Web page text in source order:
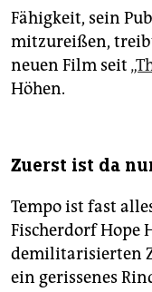
Fähigkeit, sein
mitzureißen,
neuen Film seit
Höhen.
Zuerst ist da
Tempo ist fast
Fischerdorf Hope
demilitarisierten
ein gerissenes